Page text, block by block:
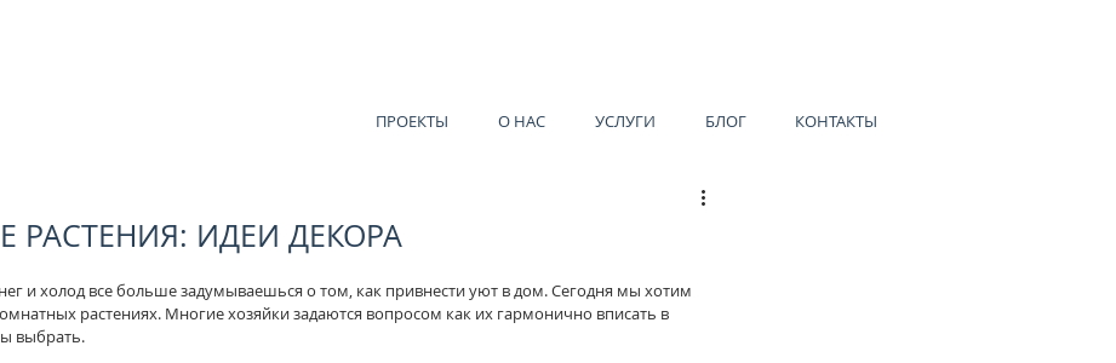
ПРОЕКТЫ О НАС УСЛУГИ БЛОГ КОНТАКТЫ
РАСТЕНИЯ: ИДЕИ ДЕКОРА
и холод все больше задумываешься о том, как привнести уют в дом. Сегодня мы хотим
растениях. Многие хозяйки задаются вопросом как их гармонично вписать в
выбрать.